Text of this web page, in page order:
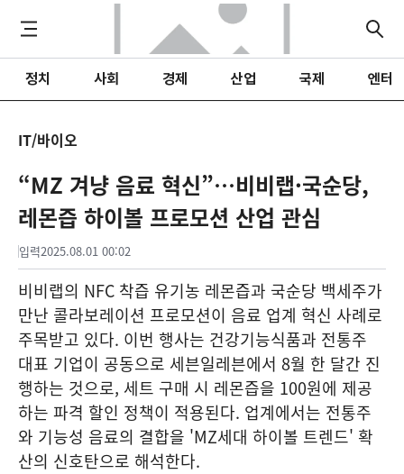
정치 사회 경제 산업 국제 엔터
IT/바이오
“MZ 겨냥 음료 혁신”…비비랩·국순당,
레몬즙 하이볼 프로모션 산업 관심
입력2025.08.01 00:02
비비랩의 NFC 착즙 유기농 레몬즙과 국순당 백세주가
만난 콜라보레이션 프로모션이 음료 업계 혁신 사례로
주목받고 있다. 이번 행사는 건강기능식품과 전통주
대표 기업이 공동으로 세븐일레븐에서 8월 한 달간 진
행하는 것으로, 세트 구매 시 레몬즙을 100원에 제공
하는 파격 할인 정책이 적용된다. 업계에서는 전통주
와 기능성 음료의 결합을 'MZ세대 하이볼 트렌드' 확
산의 신호탄으로 해석한다.